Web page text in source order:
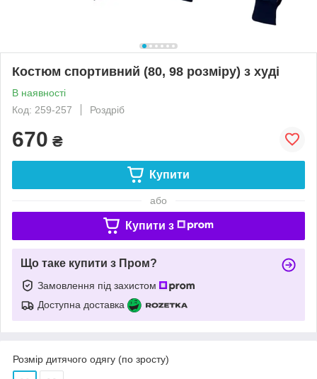
Костюм спортивний (80, 98 розміру) з худі
В наявності
Код: 259-257
Роздріб
670 ₴
Купити
або
Купити з
Що таке купити з Пром?
Замовлення під захистом
Доступна доставка
Розмір дитячого одягу (по зросту)